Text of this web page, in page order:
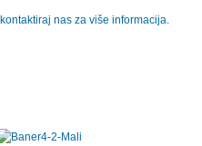
kontaktiraj nas za više informacija.